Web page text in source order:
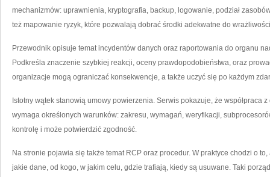
mechanizmów: uprawnienia, kryptografia, backup, logowanie, podział
też mapowanie ryzyk, które pozwalają dobrać środki adekwatne do
Przewodnik opisuje temat incydentów danych oraz raportowania do organu
Podkreśla znaczenie szybkiej reakcji, oceny prawdopodobieństwa, oraz
organizacje mogą ograniczać konsekwencje, a także uczyć się po każdym
Istotny wątek stanowią umowy powierzenia. Serwis pokazuje, że współpraca
wymaga określonych warunków: zakresu, wymagań, weryfikacji,
kontrolę i może potwierdzić zgodność.
Na stronie pojawia się także temat RCP oraz procedur. W praktyce chodzi o
jakie dane, od kogo, w jakim celu, gdzie trafiają, kiedy są usuwane. Taki